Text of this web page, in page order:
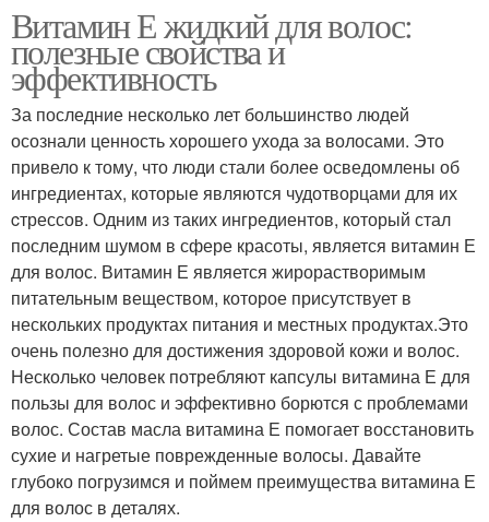
Витамин Е жидкий для волос:
полезные свойства и
эффективность
За последние несколько лет большинство людей
осознали ценность хорошего ухода за волосами. Это
привело к тому, что люди стали более осведомлены об
ингредиентах, которые являются чудотворцами для их
cтрессов. Одним из таких ингредиентов, который стал
последним шумом в сфере красоты, является витамин Е
для волос. Витамин Е является жирорастворимым
питательным веществом, которое присутствует в
нескольких продуктах питания и местных продуктах.Это
очень полезно для достижения здоровой кожи и волос.
Несколько человек потребляют капсулы витамина Е для
пользы для волос и эффективно борются с проблемами
волос. Состав масла витамина Е помогает восстановить
сухие и нагретые поврежденные волосы. Давайте
глубоко погрузимся и поймем преимущества витамина Е
для волос в деталях.